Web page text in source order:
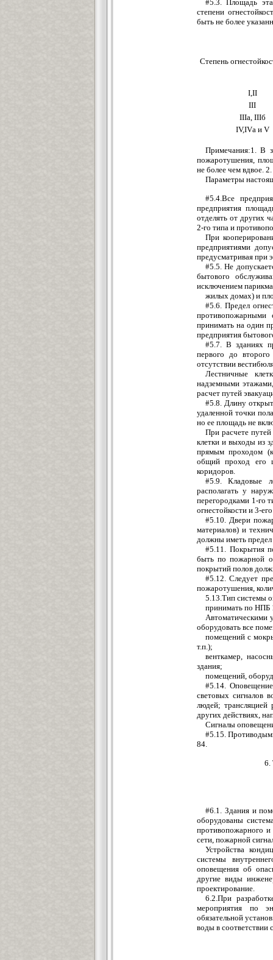
#5.3. Площадь
степени
быть не более
Степень
I,II
III
IIIа, IIIб
IV,IVа и V
Примечания:1. В
пожаротушения,
не более чем вдвое. 2.
Параметры
#5.4.Все
предприятия
отделять от других
2-го типа и
При
предприятиями
предусматривая при
#5.5. Не
бытового
исключением
жилых домах) и
#5.6. Предел
противопожарными
принимать на один
предприятия
#5.7. В зданиях
первого до
отсутствии
Лестничные
надземными
расчет путей
#5.8. Длину
удаленной точки
но ее площадь не
При расчете
клетки и выходы из
прямым проходом
общий проход его
коридоров.
#5.9. Кладовые
располагать у
перегородками 1-го
огнестойкости и 3-
#5.10. Двери
материалов) и
должны иметь предел
#5.11. Покрытия
быть по пожарной
покрытий полов
#5.12. Следует
пожаротушения,
5.13.Тип системы
принимать по НПБ
Автоматическими
оборудовать все
помещений с
т.п.);
венткамер,
здания;
помещений,
#5.14.
световых сигналов
людей; трансляцией
других действиях,
Сигналы
#5.15.
84.
#6.1. Здания и
оборудованы
противопожарного и
сети, пожарной
Устройства
системы
оповещения об
другие виды
проектирование.
6.2.При
мероприятия по
обязательной
воды в